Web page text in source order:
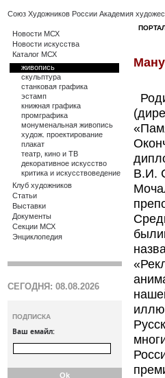
Союз Художников России Академия
Новости МСХ
Новости искусства
Каталог МСХ
живопись
скульптура
станковая графика
эстамп
книжная графика
промграфика
монуменальная живопись
худож. проектирование
плакат
театр, кино и ТВ
декоративное искусство
критика и искусствоведение
Клуб художников
Статьи
Выставки
Документы
Секции МСХ
Энциклопедия
СЕГОДНЯ: 08.08.2026
ПОДПИСКА
Ваш емайл:
В.И.